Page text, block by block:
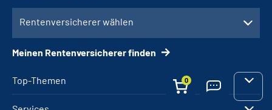
0
Top-Themen
Rentenversicherer wählen
Meinen Rentenversicherer finden